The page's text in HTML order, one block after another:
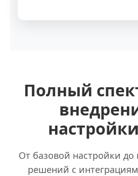
Полный
От базовой настройки
решений с